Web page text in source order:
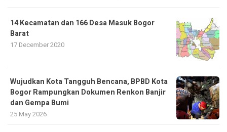
14 Kecamatan dan 166 Desa Masuk Bogor
Barat
17 December 2020
​Wujudkan Kota Tangguh Bencana, BPBD Kota
Bogor Rampungkan Dokumen Renkon Banjir
dan Gempa Bumi
25 May 2026